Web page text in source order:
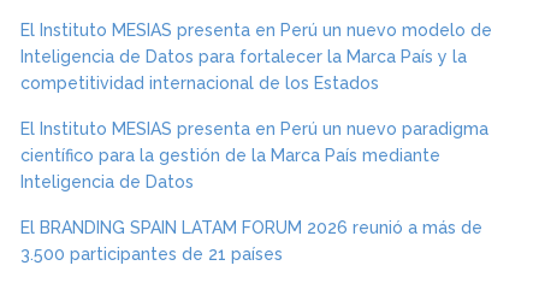
El Instituto MESIAS presenta en Perú un nuevo modelo de
Inteligencia de Datos para fortalecer la Marca País y la
competitividad internacional de los Estados
El Instituto MESIAS presenta en Perú un nuevo paradigma
científico para la gestión de la Marca País mediante
Inteligencia de Datos
El BRANDING SPAIN LATAM FORUM 2026 reunió a más de
3.500 participantes de 21 países